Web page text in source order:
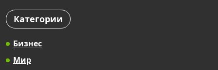
Категории
Бизнес
Мир